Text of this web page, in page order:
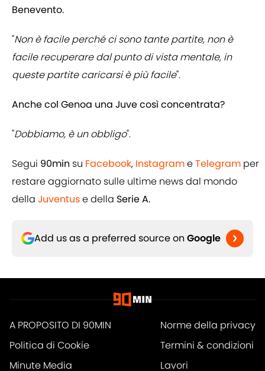
Benevento.
"Non è facile perché ci sono tante partite, non è
facile recuperare dal punto di vista mentale, in
queste partite caricarsi è più facile".
Anche col Genoa una Juve così concentrata?
"Dobbiamo, è un obbligo".
Segui 90min su Facebook, InstagrameTelegram per
restare aggiornato sulle ultime news dal mondo
della Juventuse della Serie A.
Add us as a preferred source on Google
A PROPOSITO DI 90MIN
Norme della privacy
Politica di Cookie
Termini & condizioni
Minute Media
Lavori